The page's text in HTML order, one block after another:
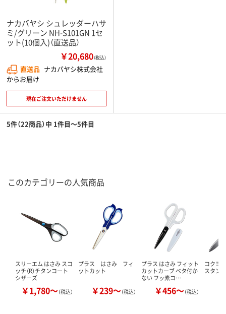
ナカバヤシ シュレッダーハサ
ミ/グリーン NH-S101GN 1セ
ット(10個入)（直送品）
￥20,680（税込）
直送品 ナカバヤシ株式会社
からお届け
現在ご注文いただけません
5件（22商品）中 1件目～5件目
このカテゴリーの人気商品
スリーエム はさみ スコ
ッチ（R）チタンコート
シザーズ
￥1,780～（税込）
プラス はさみ フィ
ットカット
￥239～（税込）
プラス はさみ フィット
カットカーブ ベタ付か
ない フッ素コ…
￥456～（税込）
コクヨ
スタン